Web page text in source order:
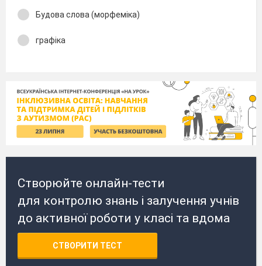
Будова слова (морфеміка)
графіка
Створюйте онлайн-тести
для контролю знань і залучення учнів
до активної роботи у класі та вдома
СТВОРИТИ ТЕСТ